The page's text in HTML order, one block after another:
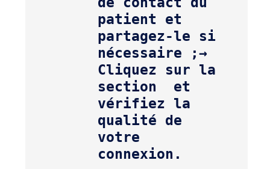
patient et
partagez-le si
nécessaire ;→
Cliquez sur la
section
et
vérifiez la
qualité de
votre